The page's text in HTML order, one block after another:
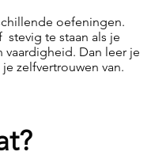
oefeningen.
te staan als je
Dan leer je
zelfvertrouwen van.